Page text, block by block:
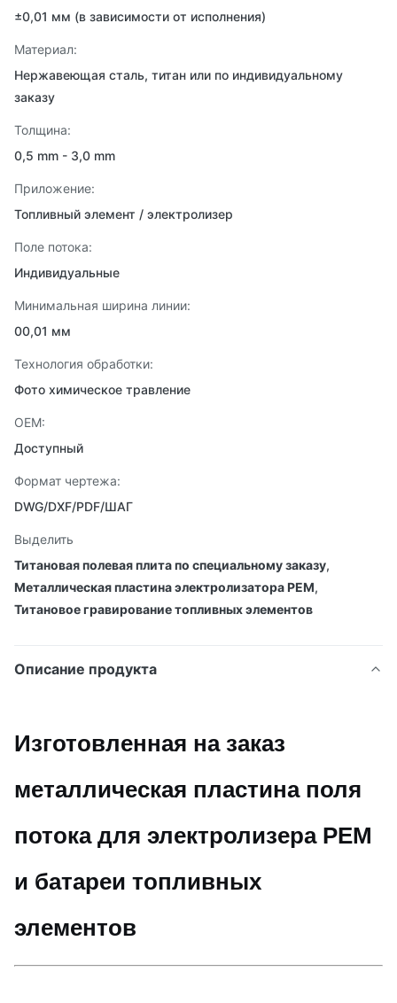
±0,01 мм (в зависимости от исполнения)
Материал:
Нержавеющая сталь, титан или по индивидуальному
заказу
Толщина:
0,5 mm - 3,0 mm
Приложение:
Топливный элемент / электролизер
Поле потока:
Индивидуальные
Минимальная ширина линии:
00,01 мм
Технология обработки:
Фото химическое травление
OEM:
Доступный
Формат чертежа:
DWG/DXF/PDF/ШАГ
Выделить
Титановая полевая плита по специальному заказу,
Металлическая пластина электролизатора PEM,
Титановое гравирование топливных элементов
Описание продукта
Изготовленная на заказ
металлическая пластина поля
потока для электролизера PEM
и батареи топливных
элементов